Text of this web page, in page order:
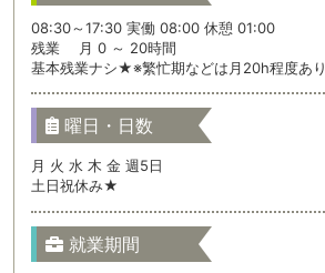
08:30～17:30 実働 08:00 休憩 01:00
残業 月 0 ～ 20時間
基本残業ナシ★※繁忙期などは月20h程度あり
曜日・日数
月 火 水 木 金 週5日
土日祝休み★
就業期間